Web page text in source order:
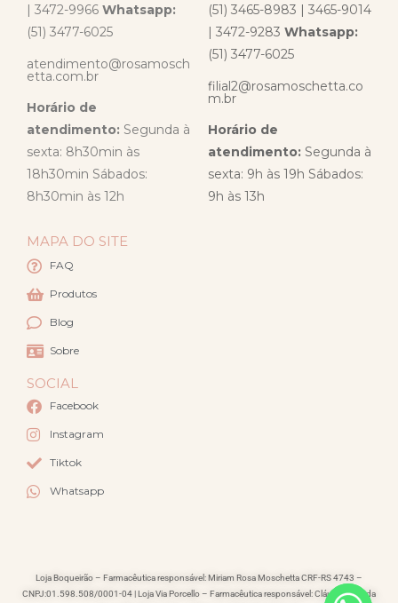
| 3472-9966 Whatsapp:
(51) 3477-6025
atendimento@rosamosch
etta.com.br
Horário de
atendimento: Segunda à
sexta: 8h30min às
18h30min Sábados:
8h30min às 12h
(51) 3465-8983 | 3465-9014
| 3472-9283 Whatsapp:
(51) 3477-6025
filial2@rosamoschetta.co
m.br
Horário de
atendimento: Segunda à
sexta: 9h às 19h Sábados:
9h às 13h
MAPA DO SITE
FAQ
Produtos
Blog
Sobre
SOCIAL
Facebook
Instagram
Tiktok
Whatsapp
Loja Boqueirão – Farmacêutica responsável: Miriam Rosa Moschetta CRF-RS 4743 –
CNPJ:01.598.508/0001-04 | Loja Via Porcello – Farmacêutica responsável: Cláudia Lacerda